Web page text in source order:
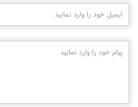
ایمیل
خود
وارد
نمایید
پیام
خود